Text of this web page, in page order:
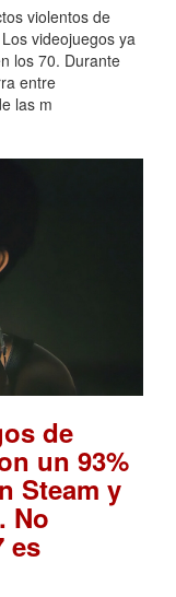
violentos de
videojuegos ya
los 70. Durante
entre
las m
de
un 93%
Steam y
No
es